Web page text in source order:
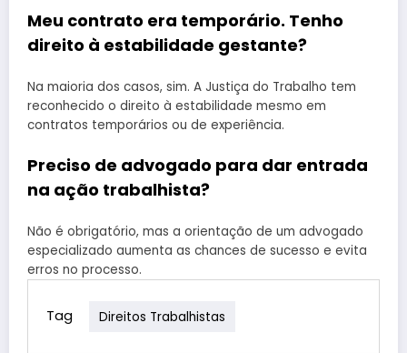
Meu contrato era temporário. Tenho
direito à estabilidade gestante?
Na maioria dos casos, sim. A Justiça do Trabalho tem
reconhecido o direito à estabilidade mesmo em
contratos temporários ou de experiência.
Preciso de advogado para dar entrada
na ação trabalhista?
Não é obrigatório, mas a orientação de um advogado
especializado aumenta as chances de sucesso e evita
erros no processo.
Tag Direitos Trabalhistas